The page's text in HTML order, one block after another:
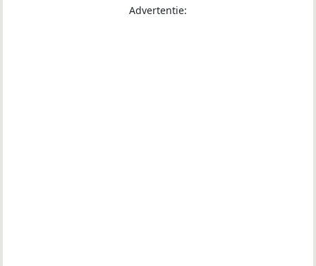
Advertentie: